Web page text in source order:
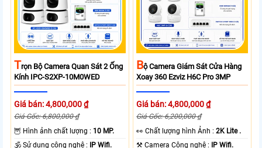
TRọn Bộ Camera Quan Sát 2 Ống
Kính IPC-S2XP-10M0WED
Giá bán: 4,800,000 ₫
Giá Gốc: 6,800,000 ₫
🦉 Hình ảnh chất lượng : 10 MP.
🕉️ Sử dụng công nghệ :
IP Wifi.
BỘ Camera Giám Sát Cửa Hàng
Xoay 360 Ezviz H6C Pro 3MP
Giá bán: 4,800,000 ₫
Giá Gốc: 6,200,000 ₫
️👀 Chất lượng hình Ảnh :2K Lite .
⚒ Camera Công nghệ :
IP Wifi.